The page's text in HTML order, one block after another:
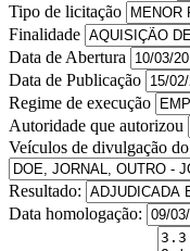
Tipo de licitação
Finalidade
Data de Abertura
Data de Publicação
Regime de execução
Autoridade que autorizou
Veículos de divulgação
Resultado:
Data homologação: